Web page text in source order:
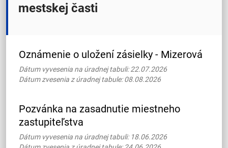
mestskej časti
Oznámenie o uložení zásielky - Mizerová
Dátum vyvesenia na úradnej tabuli: 22.07.2026
Dátum zvesenia z úradnej tabule: 08.08.2026
Pozvánka na zasadnutie miestneho
zastupiteľstva
Dátum vyvesenia na úradnej tabuli: 18.06.2026